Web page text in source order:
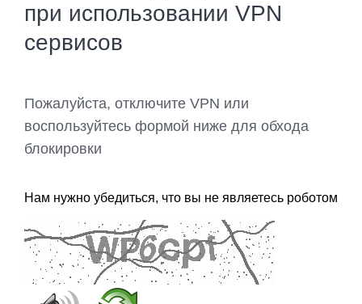
при использовании VPN
сервисов
Пожалуйста, отключите VPN или
воспользуйтесь формой ниже для обхода
блокировки
Нам нужно убедиться, что вы не являетесь роботом